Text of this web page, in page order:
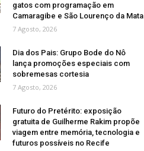
gatos com programação em
Camaragibe e São Lourenço da Mata
7 Agosto, 2026
Dia dos Pais: Grupo Bode do Nô
lança promoções especiais com
sobremesas cortesia
7 Agosto, 2026
Futuro do Pretérito: exposição
gratuita de Guilherme Rakim propõe
viagem entre memória, tecnologia e
futuros possíveis no Recife